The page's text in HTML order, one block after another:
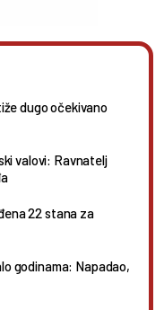
dugo očekivano
valovi: Ravnatelj
22 stana za
godinama: Napadao,